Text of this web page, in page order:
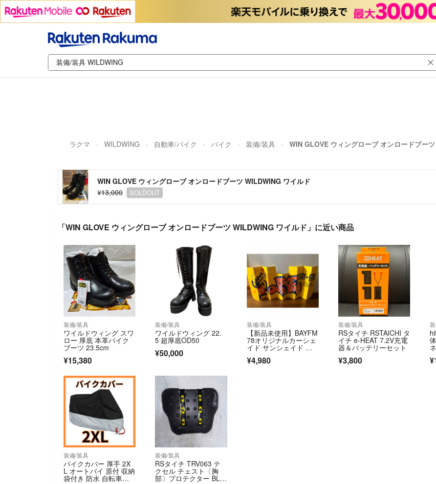
ラクマ WILDWING 自動車/バイク バイク 装備/装具 WIN GLOVE ウィングローブ オンロードブー
WIN GLOVE ウィングローブ オンロードブーツ WILDWING ワイルド
¥13,000
SOLDOUT
「WIN GLOVE ウィングローブ オンロードブーツ WILDWING ワイルド」に近い商品
装備/装具
ワイルドウィング スワ
ロー 厚底 本革バイク
ブーツ 23.5cm
¥15,380
装備/装具
ワイルドウィング 22.
5 超厚底OD50
¥50,000
装備/装具
【新品未使用】BAYFM
78オリジナルカーシェ
イド サンシェイド 当
時物 非売品
¥4,980
装備/装具
RSタイチ RSTAICHI タ
イチ e-HEAT 7.2V充電
器＆バッテリーセット
¥3,800
装備/装具
バイクカバー 厚手 2X
L オートバイ 原付 収納
袋付き 防水 自転車カ
装備/装具
RSタイチ TRV063 テ
クセル チェスト〔胸
部〕プロテクター BLA